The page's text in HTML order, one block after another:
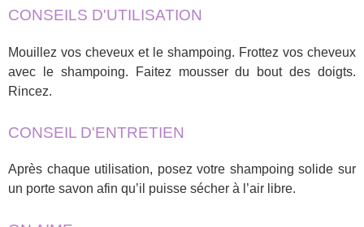
CONSEILS D'UTILISATION
Mouillez vos cheveux et le shampoing. Frottez vos cheveux
avec le shampoing. Faitez mousser du bout des doigts.
Rincez.
CONSEIL D'ENTRETIEN
Après chaque utilisation, posez votre shampoing solide sur
un porte savon afin qu’il puisse sécher à l’air libre.